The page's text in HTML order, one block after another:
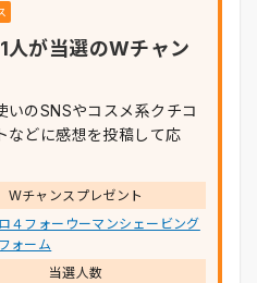
人が当選のWチャン
いのSNSやコスメ系クチコ
などに感想を投稿して応
Wチャンスプレゼント
４フォーウーマンシェービング
ォーム
当選人数